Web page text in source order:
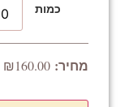
כמות
₪160.00